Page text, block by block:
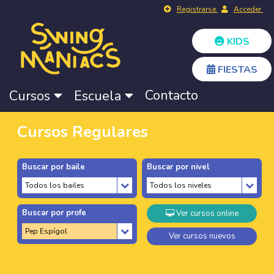
Registrarse Acceder
KIDS
FIESTAS
Cursos Escuela Contacto
Cursos Regulares
Buscar por baile Buscar por nivel
Buscar por profe Ver cursos online
Ver cursos nuevos